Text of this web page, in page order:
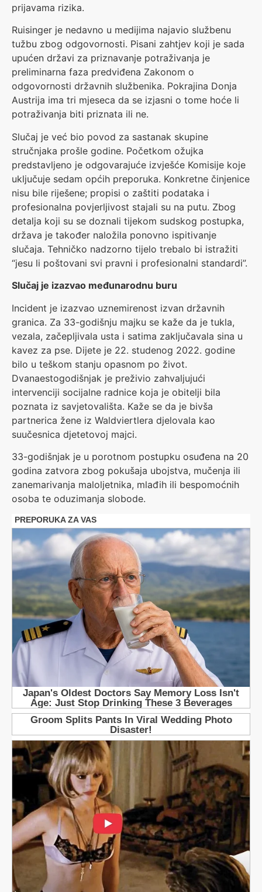
prijavama rizika.
Ruisinger je nedavno u medijima najavio službenu
tužbu zbog odgovornosti. Pisani zahtjev koji je sada
upućen državi za priznavanje potraživanja je
preliminarna faza predviđena Zakonom o
odgovornosti državnih službenika. Pokrajina Donja
Austrija ima tri mjeseca da se izjasni o tome hoće li
potraživanja biti priznata ili ne.
Slučaj je već bio povod za sastanak skupine
stručnjaka prošle godine. Početkom ožujka
predstavljeno je odgovarajuće izvješće Komisije koje
uključuje sedam općih preporuka. Konkretne činjenice
nisu bile riješene; propisi o zaštiti podataka i
profesionalna povjerljivost stajali su na putu. Zbog
detalja koji su se doznali tijekom sudskog postupka,
država je također naložila ponovno ispitivanje
slučaja. Tehničko nadzorno tijelo trebalo bi istražiti
“jesu li poštovani svi pravni i profesionalni standardi”.
Slučaj je izazvao međunarodnu buru
Incident je izazvao uznemirenost izvan državnih
granica. Za 33-godišnju majku se kaže da je tukla,
vezala, začepljivala usta i satima zaključavala sina u
kavez za pse. Dijete je 22. studenog 2022. godine
bilo u teškom stanju opasnom po život.
Dvanaestogodišnjak je preživio zahvaljujući
intervenciji socijalne radnice koja je obitelji bila
poznata iz savjetovališta. Kaže se da je bivša
partnerica žene iz Waldviertlera djelovala kao
suučesnica djetetovoj majci.
33-godišnjak je u porotnom postupku osuđena na 20
godina zatvora zbog pokušaja ubojstva, mučenja ili
zanemarivanja maloljetnika, mlađih ili bespomoćnih
osoba te oduzimanja slobode.